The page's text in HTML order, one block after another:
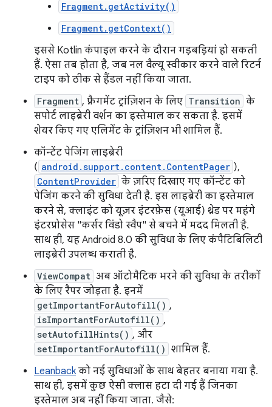
Fragment.getActivity()
Fragment.getContext()
इससे Kotlin कंपाइल करने के दौरान गड़बड़ियां हो सकती
हैं. ऐसा तब होता है, जब नल वैल्यू स्वीकार करने वाले रिटर्न
टाइप को ठीक से हैंडल नहीं किया जाता.
Fragment , फ़्रैगमेंट ट्रांज़िशन के लिए Transition के
सपोर्ट लाइब्रेरी वर्शन का इस्तेमाल कर सकता है. इसमें
शेयर किए गए एलिमेंट के ट्रांज़िशन भी शामिल हैं.
कॉन्टेंट पेजिंग लाइब्रेरी
( android.support.content.ContentPager ),
ContentProvider के ज़रिए दिखाए गए कॉन्टेंट को
पेजिंग करने की सुविधा देती है. इस लाइब्रेरी का इस्तेमाल
करने से, क्लाइंट को यूज़र इंटरफ़ेस (यूआई) थ्रेड पर महंगे
इंटरप्रोसेस "कर्सर विंडो स्वैप" से बचने में मदद मिलती है.
साथ ही, यह Android 8.0 की सुविधा के लिए कंपैटिबिलिटी
लाइब्रेरी उपलब्ध कराती है.
ViewCompat अब ऑटोमैटिक भरने की सुविधा के तरीकों
के लिए रैपर जोड़ता है. इनमें
getImportantForAutofill() ,
isImportantForAutofill() ,
setAutofillHints() , और
setImportantForAutofill() शामिल हैं.
Leanbackको नई सुविधाओं के साथ बेहतर बनाया गया है.
साथ ही, इसमें कुछ ऐसी क्लास हटा दी गई हैं जिनका
इस्तेमाल अब नहीं किया जाता. जैसे: